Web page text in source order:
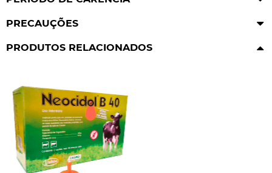
PRECAUÇÕES
PRODUTOS RELACIONADOS